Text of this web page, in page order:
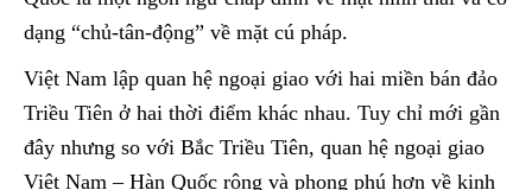
dạng “chủ-tân-động” về mặt cú pháp.
Việt Nam lập quan hệ ngoại giao với hai miền bán đảo
Triều Tiên ở hai thời điểm khác nhau. Tuy chỉ mới gần
đây nhưng so với Bắc Triều Tiên, quan hệ ngoại giao
Việt Nam – Hàn Quốc rộng và phong phú hơn về kinh